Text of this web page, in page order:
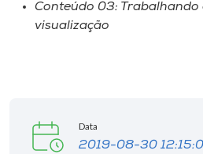
Conteúdo 03: Trabalhando
visualização
Data
2019-08-30